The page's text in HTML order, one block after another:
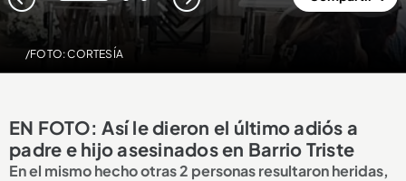
/FOTO: CORTESÍA
EN FOTO: Así le dieron el último adiós a
padre e hijo asesinados en Barrio Triste
En el mismo hecho otras 2 personas resultaron heridas,